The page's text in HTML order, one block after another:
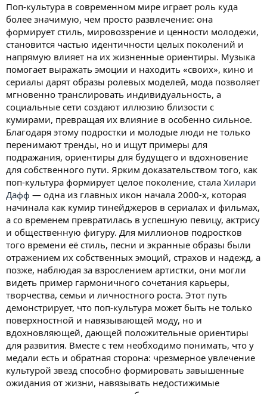
Поп-культура в современном мире играет роль куда
более значимую, чем просто развлечение: она
формирует стиль, мировоззрение и ценности молодежи,
становится частью идентичности целых поколений и
напрямую влияет на их жизненные ориентиры. Музыка
помогает выражать эмоции и находить «своих», кино и
сериалы дарят образы ролевых моделей, мода позволяет
мгновенно транслировать индивидуальность, а
социальные сети создают иллюзию близости с
кумирами, превращая их влияние в особенно сильное.
Благодаря этому подростки и молодые люди не только
перенимают тренды, но и ищут примеры для
подражания, ориентиры для будущего и вдохновение
для собственного пути. Ярким доказательством того, как
поп-культура формирует целое поколение, стала Хилари
Дафф — одна из главных икон начала 2000-х, которая
начинала как кумир тинейджеров в сериалах и фильмах,
а со временем превратилась в успешную певицу, актрису
и общественную фигуру. Для миллионов подростков
того времени её стиль, песни и экранные образы были
отражением их собственных эмоций, страхов и надежд, а
позже, наблюдая за взрослением артистки, они могли
видеть пример гармоничного сочетания карьеры,
творчества, семьи и личностного роста. Этот путь
демонстрирует, что поп-культура может быть не только
поверхностной и навязывающей моду, но и
вдохновляющей, дающей положительные ориентиры
для развития. Вместе с тем необходимо понимать, что у
медали есть и обратная сторона: чрезмерное увлечение
культурой звезд способно формировать завышенные
ожидания от жизни, навязывать недостижимые